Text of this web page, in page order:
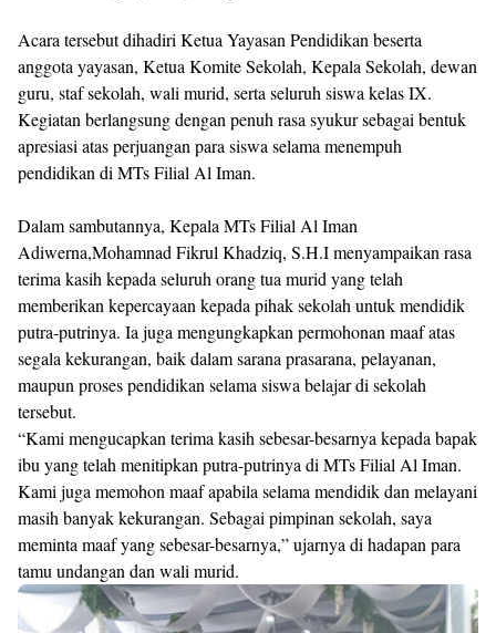
Acara tersebut dihadiri Ketua Yayasan Pendidikan beserta
anggota yayasan, Ketua Komite Sekolah, Kepala Sekolah, dewan
guru, staf sekolah, wali murid, serta seluruh siswa kelas IX.
Kegiatan berlangsung dengan penuh rasa syukur sebagai bentuk
apresiasi atas perjuangan para siswa selama menempuh
pendidikan di MTs Filial Al Iman.
Dalam sambutannya, Kepala MTs Filial Al Iman
Adiwerna,Mohamnad Fikrul Khadziq, S.H.I menyampaikan rasa
terima kasih kepada seluruh orang tua murid yang telah
memberikan kepercayaan kepada pihak sekolah untuk mendidik
putra-putrinya. Ia juga mengungkapkan permohonan maaf atas
segala kekurangan, baik dalam sarana prasarana, pelayanan,
maupun proses pendidikan selama siswa belajar di sekolah
tersebut.
“Kami mengucapkan terima kasih sebesar-besarnya kepada bapak
ibu yang telah menitipkan putra-putrinya di MTs Filial Al Iman.
Kami juga memohon maaf apabila selama mendidik dan melayani
masih banyak kekurangan. Sebagai pimpinan sekolah, saya
meminta maaf yang sebesar-besarnya,” ujarnya di hadapan para
tamu undangan dan wali murid.